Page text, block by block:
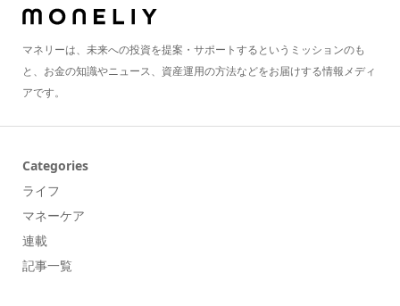
マネリーは、未来への投資を提案・サポートするというミッションのも
と、お金の知識やニュース、資産運用の方法などをお届けする情報メディ
アです。
Categories
ライフ
マネーケア
連載
記事一覧